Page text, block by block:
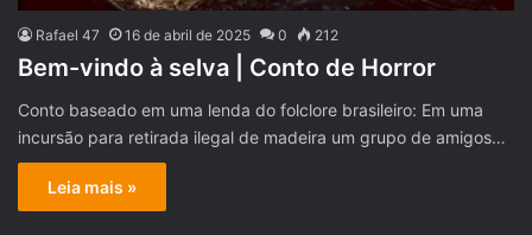
Rafael 47 16 de abril de 2025 0 212
Bem-vindo à selva | Conto de Horror
Conto baseado em uma lenda do folclore brasileiro: Em uma
incursão para retirada ilegal de madeira um grupo de amigos…
Leia mais »